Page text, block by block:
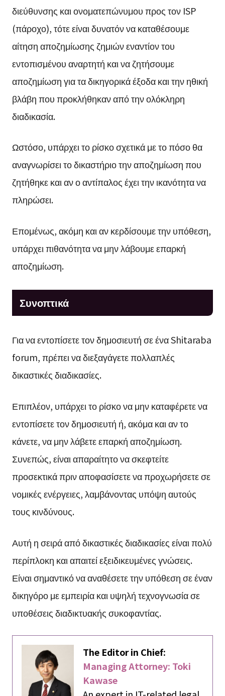
διεύθυνσης και ονοματεπώνυμου προς τον ISP
(πάροχο), τότε είναι δυνατόν να καταθέσουμε
αίτηση αποζημίωσης ζημιών εναντίον του
εντοπισμένου αναρτητή και να ζητήσουμε
αποζημίωση για τα δικηγορικά έξοδα και την ηθική
βλάβη που προκλήθηκαν από την ολόκληρη
διαδικασία.
Ωστόσο, υπάρχει το ρίσκο σχετικά με το πόσο θα
αναγνωρίσει το δικαστήριο την αποζημίωση που
ζητήθηκε και αν ο αντίπαλος έχει την ικανότητα να
πληρώσει.
Επομένως, ακόμη και αν κερδίσουμε την υπόθεση,
υπάρχει πιθανότητα να μην λάβουμε επαρκή
αποζημίωση.
Συνοπτικά
Για να εντοπίσετε τον δημοσιευτή σε ένα Shitaraba
forum, πρέπει να διεξαγάγετε πολλαπλές
δικαστικές διαδικασίες.
Επιπλέον, υπάρχει το ρίσκο να μην καταφέρετε να
εντοπίσετε τον δημοσιευτή ή, ακόμα και αν το
κάνετε, να μην λάβετε επαρκή αποζημίωση.
Συνεπώς, είναι απαραίτητο να σκεφτείτε
προσεκτικά πριν αποφασίσετε να προχωρήσετε σε
νομικές ενέργειες, λαμβάνοντας υπόψη αυτούς
τους κινδύνους.
Αυτή η σειρά από δικαστικές διαδικασίες είναι πολύ
περίπλοκη και απαιτεί εξειδικευμένες γνώσεις.
Είναι σημαντικό να αναθέσετε την υπόθεση σε έναν
δικηγόρο με εμπειρία και υψηλή τεχνογνωσία σε
υποθέσεις διαδικτυακής συκοφαντίας.
The Editor in Chief:
Managing Attorney: Toki
Kawase